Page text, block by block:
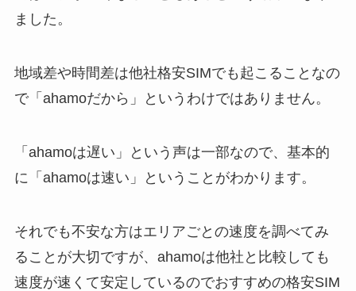
ました。
地域差や時間差は他社格安SIMでも起こることなの
で「ahamoだから」というわけではありません。
「ahamoは遅い」という声は一部なので、基本的
に「ahamoは速い」ということがわかります。
それでも不安な方はエリアごとの速度を調べてみ
ることが大切ですが、ahamoは他社と比較しても
速度が速くて安定しているのでおすすめの格安SIM